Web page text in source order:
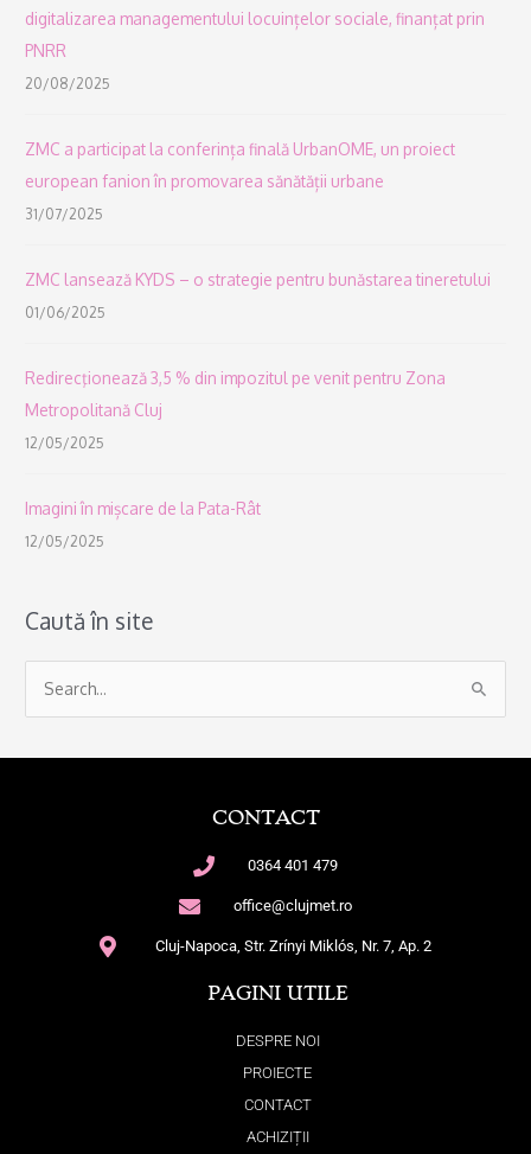
digitalizarea managementului locuințelor sociale, finanțat prin
PNRR
20/08/2025
ZMC a participat la conferința finală UrbanOME, un proiect
european fanion în promovarea sănătății urbane
31/07/2025
ZMC lansează KYDS – o strategie pentru bunăstarea tineretului
01/06/2025
Redirecţionează 3,5 % din impozitul pe venit pentru Zona
Metropolitană Cluj
12/05/2025
Imagini în mișcare de la Pata-Rât
12/05/2025
Caută în site
a
CONTACT
0364 401 479
office@clujmet.ro
Cluj-Napoca, Str. Zrínyi Miklós, Nr. 7, Ap. 2
PAGINI UTILE
DESPRE NOI
PROIECTE
CONTACT
ACHIZIȚII